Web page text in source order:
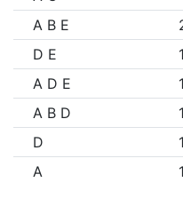
A B E
D E
1
A D E
1
A B D
1
D
1
A
1